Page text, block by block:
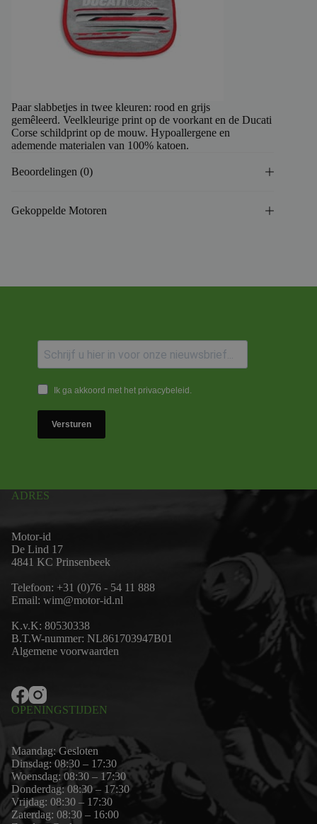
Paar slabbetjes in twee kleuren: rood en grijs
gemêleerd. Veelkleurige print op de voorkant en de Ducati
Corse schildprint op de mouw. Hypoallergene en
ademende materialen van 100% katoen.
Beoordelingen (0)
Gekoppelde Motoren
Ik ga akkoord met het privacybeleid.
Versturen
ADRES
Motor-id
De Lind 17
4841 KC Prinsenbeek
Telefoon: +31 (0)76 - 54 11 888
Email: wim@motor-id.nl
K.v.K: 80530338
B.T.W-nummer: NL861703947B01
Algemene voorwaarden
OPENINGSTIJDEN
Maandag: Gesloten
Dinsdag: 08:30 – 17:30
Woensdag: 08:30 – 17:30
Donderdag: 08:30 – 17:30
Vrijdag: 08:30 – 17:30
Zaterdag: 08:30 – 16:00